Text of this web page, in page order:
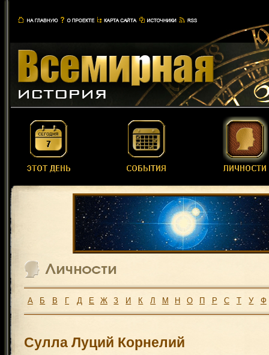
А Б В Г Д Е Ж З И К Л М Н О П Р С Т У Ф
Сулла Луций Корнелий